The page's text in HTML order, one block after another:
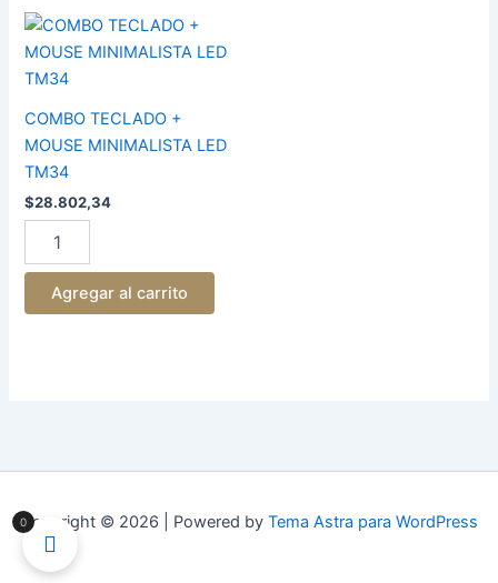
COMBO TECLADO +
MOUSE MINIMALISTA LED
TM34
$28.802,34
COMBO
TECLADO
MOUSE
MINIMALISTA
TM34
cantidad
Agregar al carrito
Copyright © 2026 | Powered by Tema Astra para WordPress
0